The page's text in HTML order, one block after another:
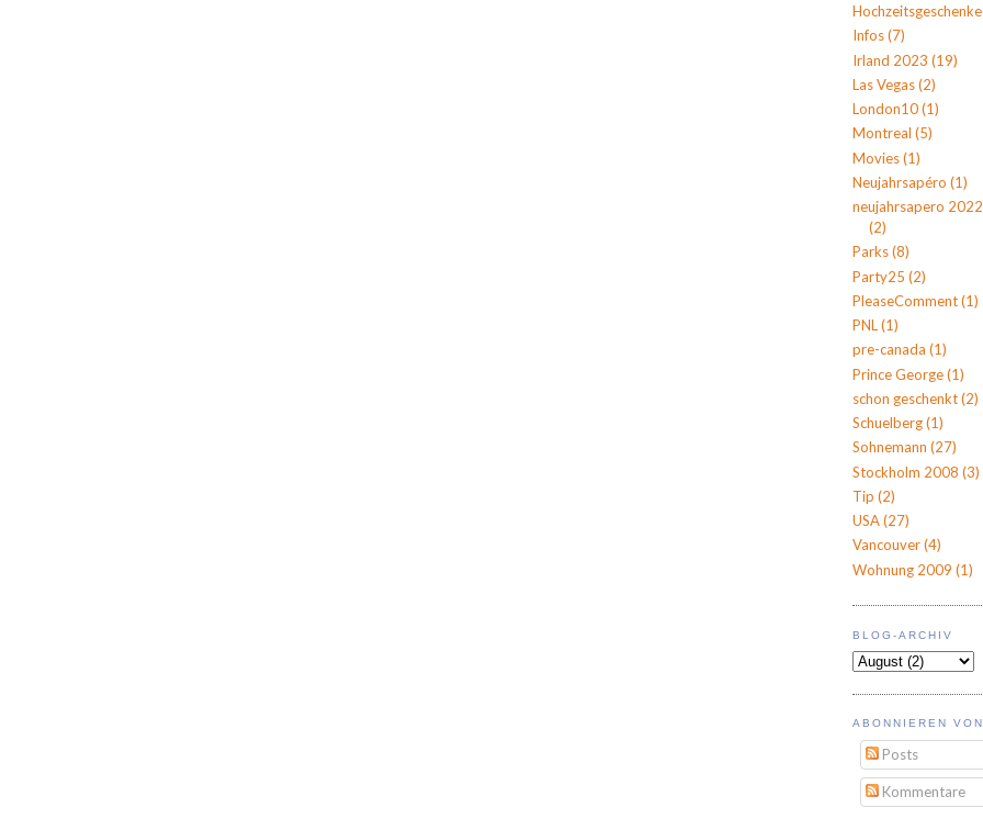
Hochzeitsgeschenke
Infos(7)
Irland 2023 (19)
Las Vegas(2)
London10(1)
Montreal (5)
Movies(1)
Neujahrsapéro (1)
neujahrsapero
(2)
Parks(8)
Party25 (2)
PleaseComment(1)
PNL(1)
pre-canada (1)
Prince George(1)
schon geschenkt(2)
Schuelberg(1)
Sohnemann (27)
Stockholm 2008 (3)
Tip (2)
USA(27)
Vancouver(4)
Wohnung 2009 (1)
BLOG-ARCHIV
ABONNIEREN
Posts
Kommentare